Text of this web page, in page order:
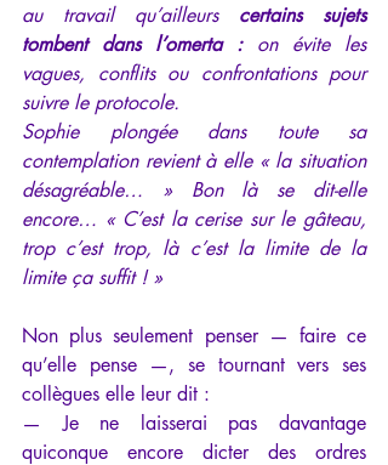
au travail qu’ailleurs certains sujets
tombent dans l’omerta : on évite les
vagues, conflits ou confrontations pour
suivre le protocole.
Sophie plongée dans toute sa
contemplation revient à elle « la situation
désagréable… » Bon là se dit-elle
encore… « C’est la cerise sur le gâteau,
trop c’est trop, là c’est la limite de la
limite ça suffit ! »
Non plus seulement penser — faire ce
qu’elle pense —, se tournant vers ses
collègues elle leur dit :
— Je ne laisserai pas davantage
quiconque encore dicter des ordres